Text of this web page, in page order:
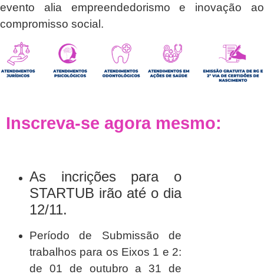
evento alia empreendedorismo e inovação ao
compromisso social.
Inscreva-se agora mesmo:
As incrições para o
STARTUB irão até o dia
12/11.
Período de Submissão de
trabalhos para os Eixos 1 e 2:
de 01 de outubro a 31 de